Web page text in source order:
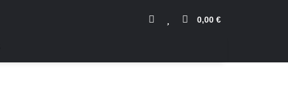
0,00 €